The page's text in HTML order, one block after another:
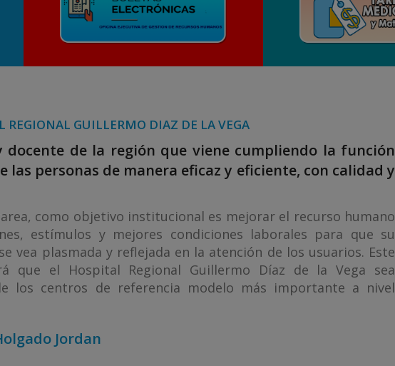
GUILLERMO DIAZ DE LA VEGA
docente de la región que viene cumpliendo la función
las personas de manera eficaz y eficiente, con calidad y
como objetivo institucional es mejorar el recurso humano
estímulos y mejores condiciones laborales para que su
vea plasmada y reflejada en la atención de los usuarios. Este
que el Hospital Regional Guillermo Díaz de la Vega sea
los centros de referencia modelo más importante a nivel
Jordan